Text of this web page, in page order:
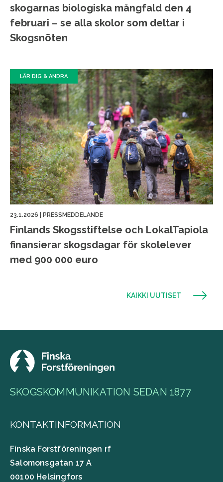
skogarnas biologiska mångfald den 4
februari – se alla skolor som deltar i
Skogsnöten
LÄR DIG & ANDRA
23.1.2026 PRESSMEDDELANDE
Finlands Skogsstiftelse och LokalTapiola
finansierar skogsdagar för skolelever
med 900 000 euro
KAIKKI UUTISET
SKOGSKOMMUNIKATION SEDAN 1877
KONTAKTINFORMATION
Finska Forstföreningen rf
Salomonsgatan 17 A
00100 Helsingfors